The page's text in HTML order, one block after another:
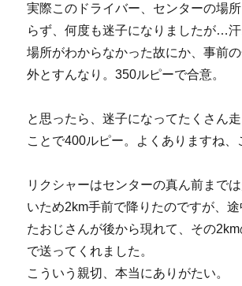
実際このドライバー、センターの場
らず、何度も迷子になりましたが…汗
場所がわからなかった故にか、事前
外とすんなり。350ルピーで合意。
と思ったら、迷子になってたくさん
ことで400ルピー。よくありますね、
リクシャーはセンターの真ん前まで
いため2km手前で降りたのですが、
たおじさんが後から現れて、その
で送ってくれました。
こういう親切、本当にありがたい。